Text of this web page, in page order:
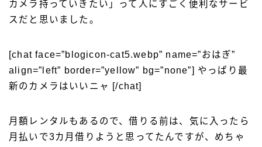
カメラ持っていきたい」って人にすごく便利なサービ
スだと思いました。
[chat face=”blogicon-cat5.webp” name=”おはぎ”
align=”left” border=”yellow” bg=”none”] やっぱり最
新のカメラはいいニャ [/chat]
月額レンタルもあるので、借りる前は、気に入ったら
月払いで3カ月借りようと思ってたんですが、めちゃ